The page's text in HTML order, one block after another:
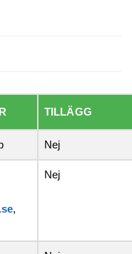
TILLÄGG
Nej
,
Nej